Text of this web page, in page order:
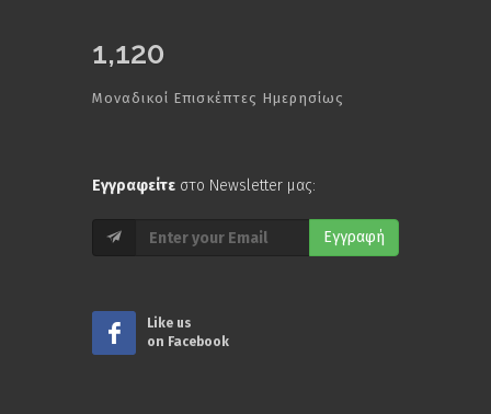
1,120
Μοναδικοί Επισκέπτες Ημερησίως
Εγγραφείτε στο Newsletter μας:
Εγγραφή
Like us
on Facebook